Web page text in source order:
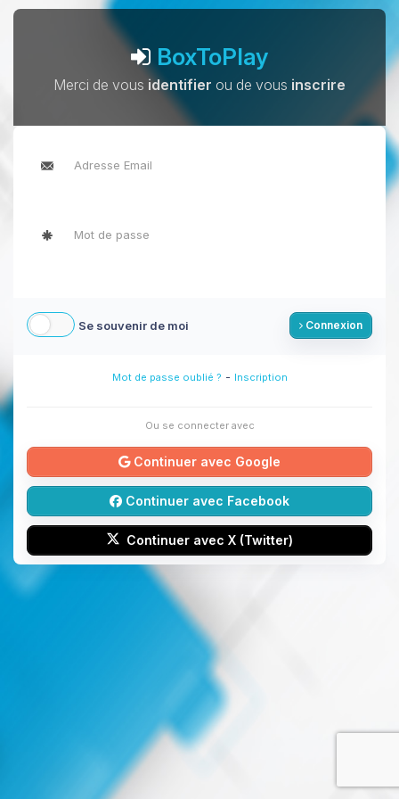
BoxToPlay
Merci de vous identifier ou de vous inscrire
Se souvenir de moi Connexion
Mot de passe oublié ? - Inscription
Ou se connecter avec
Continuer avec Google
Continuer avec Facebook
Continuer avec X (Twitter)